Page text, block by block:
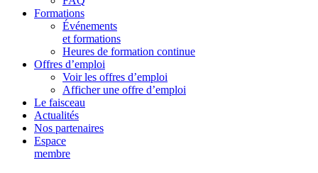
Formations
Événements
et formations
Heures de formation continue
Offres d’emploi
Voir les offres d’emploi
Afficher une offre d’emploi
Le faisceau
Actualités
Nos partenaires
Espace
membre